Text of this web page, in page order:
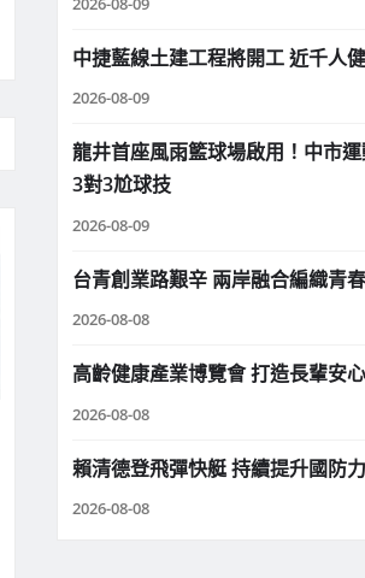
中捷藍線土建工程將開工 近千人
2026-08-09
龍井首座風雨籃球場啟用！中市
3對3尬球技
2026-08-09
台青創業路艱辛 兩岸融合編織青
2026-08-08
高齡健康產業博覽會 打造長輩安
2026-08-08
賴清德登飛彈快艇 持續提升國防
2026-08-08